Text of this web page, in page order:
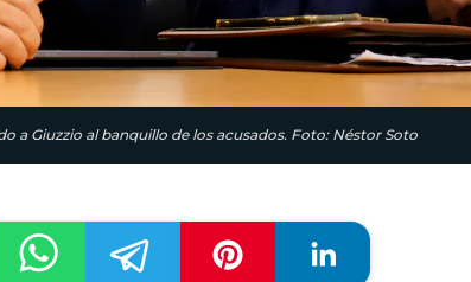
a Giuzzio al banquillo de los acusados. Foto: Néstor Soto